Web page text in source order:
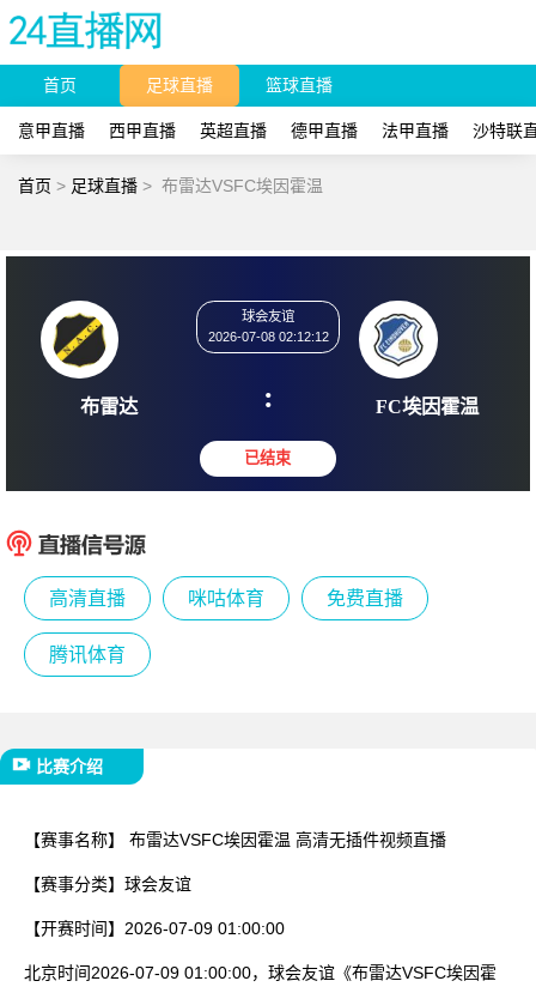
首页 足球直播 篮球直播
意甲直播 西甲直播 英超直播 德甲直播 法甲直播 沙特联
首页 > 足球直播 > 布雷达VSFC埃因霍温
布雷达
2026-07-08 02:12:12
: FC埃
高清直播 咪咕体育 免费直播
腾讯体育
比赛介绍
【赛事名称】 布雷达VSFC埃因霍温 高清无插件视频直播
【赛事分类】 球会友谊
【开赛时间】 2026-07-09 01:00:00
北京时间2026-07-09 01:00:00，球会友谊《布雷达VSFC埃因霍